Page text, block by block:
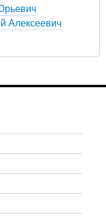
Алексеевич